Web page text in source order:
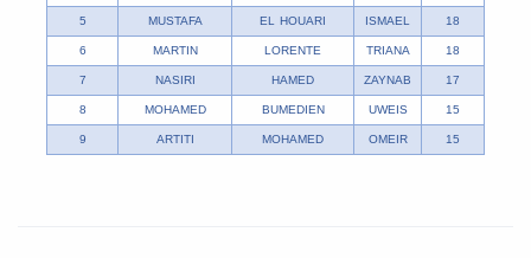
5 MUSTAFA EL HOUARI ISMAEL 18
6 MARTIN LORENTE TRIANA 18
7 NASIRI HAMED ZAYNAB 17
8 MOHAMED BUMEDIEN UWEIS 15
9 ARTITI MOHAMED OMEIR 15